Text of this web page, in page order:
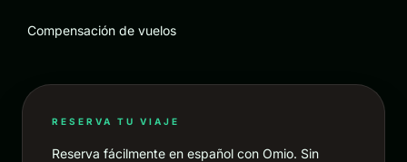
Compensación de vuelos
RESERVA TU VIAJE
Reserva fácilmente en español con Omio. Sin